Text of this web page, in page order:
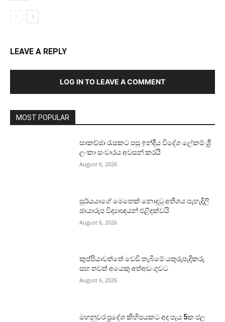
LEAVE A REPLY
LOG IN TO LEAVE A COMMENT
MOST POPULAR
සාකච්ඡා රැසකට පසු ඉන්දීය විදේශ ලේකම් ශ්‍රී
ලංකා සංචාරය අවසන් කරයි
August 6, 2026
සූර්යයාගේ මෙතෙක් නොදුටු අතිශය පැහැදිලි
ඡායාරූප විද්‍යාඥයන් එළිදක්වයි
August 6, 2026
කුප්පියාවත්තේ වෙඩි තැබීමේ යතුරුපැදිකරු
සහ තවත් අයෙකු අත්අඩංගුවට
August 6, 2026
මහනුවර ප්‍රදේශ කිහිපයකට අද පැය 5ක ජල